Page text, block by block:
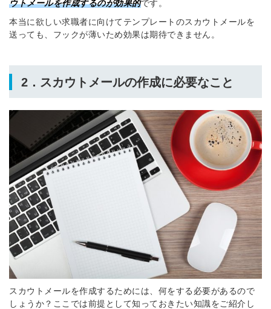
ウトメールを作成するのが効果的です。
本当に欲しい求職者に向けてテンプレートのスカウトメールを
送っても、フックが薄いため効果は期待できません。
2．スカウトメールの作成に必要なこと
スカウトメールを作成するためには、何をする必要があるので
しょうか？ここでは前提として知っておきたい知識をご紹介し